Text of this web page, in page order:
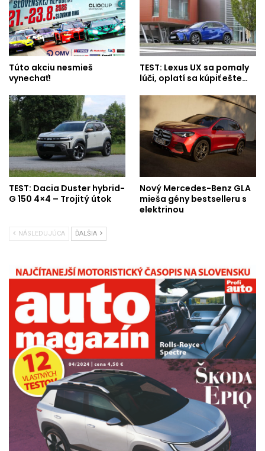
Túto akciu nesmieš
vynechať!
TEST: Lexus UX sa pomaly
lúči, oplatí sa kúpiť ešte…
TEST: Dacia Duster hybrid-
G 150 4×4 – Trojitý útok
Nový Mercedes-Benz GLA
mieša gény bestselleru s
elektrinou
NÁSLEDUJÚCA ĎALŠIA